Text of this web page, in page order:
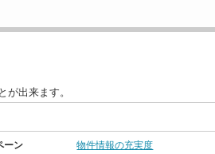
出来ます。
ーン
物件情報の充実度